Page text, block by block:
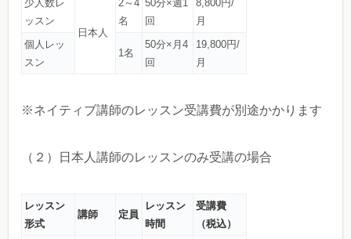
少人数レ
ッスン
日本人
2～4
名
50分×週1
回
8,800円/
月
個人レッ
スン
1名
50分×月4
回
19,800円/
月
※ネイティブ講師のレッスン受講費が別途かかります
（２）日本人講師のレッスンのみ受講の場合
レッスン
形式
講師 定員
レッスン
時間
受講費
（税込）